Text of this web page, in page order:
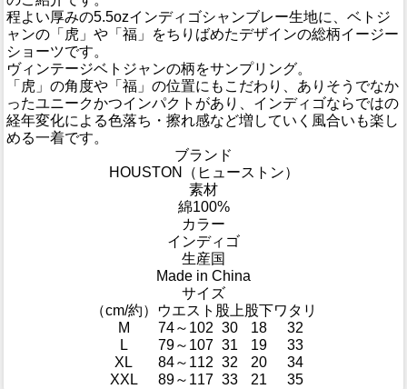
程よい厚みの5.5ozインディゴシャンブレー生地に、ベトジ
ャンの「虎」や「福」をちりばめたデザインの総柄イージー
ショーツです。
ヴィンテージベトジャンの柄をサンプリング。
「虎」の角度や「福」の位置にもこだわり、ありそうでなか
ったユニークかつインパクトがあり、インディゴならではの
経年変化による色落ち・擦れ感など増していく風合いも楽し
める一着です。
ブランド
HOUSTON（ヒューストン）
素材
綿100%
カラー
インディゴ
生産国
Made in China
サイズ
（cm/約）
ウエスト 股上股下 ワタリ
M
74～102 30 18
32
L
79～107 31 19
33
XL
84～112 32 20
34
XXL
89～117 33 21 35